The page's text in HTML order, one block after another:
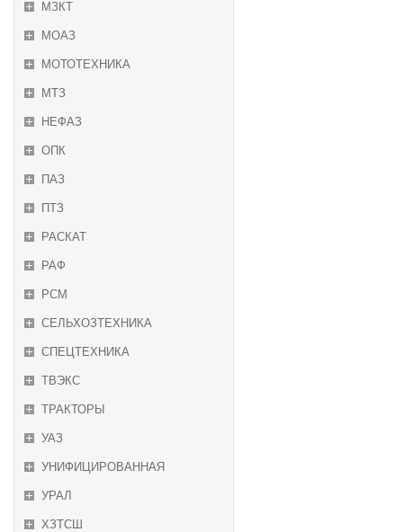
МЗКТ
МОАЗ
МОТОТЕХНИКА
МТЗ
НЕФАЗ
ОПК
ПАЗ
ПТЗ
РАСКАТ
РАФ
РСМ
СЕЛЬХОЗТЕХНИКА
СПЕЦТЕХНИКА
ТВЭКС
ТРАКТОРЫ
УАЗ
УНИФИЦИРОВАННАЯ
УРАЛ
ХЗТСШ